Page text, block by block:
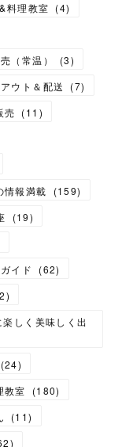
料理教室 (4)
（常温） (3)
ウト＆配送 (7)
売 (11 )
情報満載 (159)
(19)
イド (62)
)
しく美味しく出
(24)
教室 (180)
(11)
)